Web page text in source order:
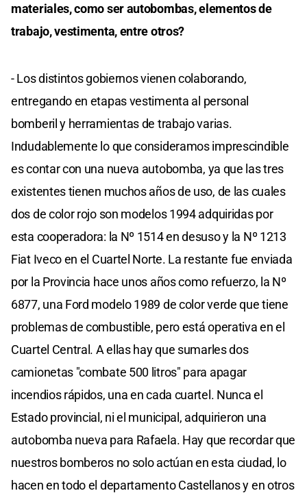
materiales, como ser autobombas, elementos de
trabajo, vestimenta, entre otros?
- Los distintos gobiernos vienen colaborando,
entregando en etapas vestimenta al personal
bomberil y herramientas de trabajo varias.
Indudablemente lo que consideramos imprescindible
es contar con una nueva autobomba, ya que las tres
existentes tienen muchos años de uso, de las cuales
dos de color rojo son modelos 1994 adquiridas por
esta cooperadora: la Nº 1514 en desuso y la Nº 1213
Fiat Iveco en el Cuartel Norte. La restante fue enviada
por la Provincia hace unos años como refuerzo, la Nº
6877, una Ford modelo 1989 de color verde que tiene
problemas de combustible, pero está operativa en el
Cuartel Central. A ellas hay que sumarles dos
camionetas "combate 500 litros" para apagar
incendios rápidos, una en cada cuartel. Nunca el
Estado provincial, ni el municipal, adquirieron una
autobomba nueva para Rafaela. Hay que recordar que
nuestros bomberos no solo actúan en esta ciudad, lo
hacen en todo el departamento Castellanos y en otros